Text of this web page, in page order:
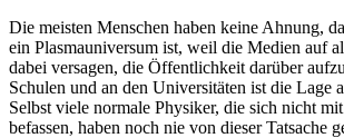
Die meisten Menschen haben keine Ahnung,
ein Plasmauniversum ist, weil die Medien auf
dabei versagen, die Öffentlichkeit darüber
Schulen und an den Universitäten ist die Lage
Selbst viele normale Physiker, die sich nicht
befassen, haben noch nie von dieser Tatsache